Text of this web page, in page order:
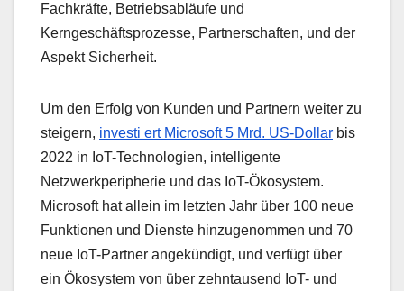
Fachkräfte, Betriebsabläufe und
Kerngeschäftsprozesse, Partnerschaften, und der
Aspekt Sicherheit.
Um den Erfolg von Kunden und Partnern weiter zu
steigern, investi ert Microsoft 5 Mrd. US-Dollar bis
2022 in IoT-Technologien, intelligente
Netzwerkperipherie und das IoT-Ökosystem.
Microsoft hat allein im letzten Jahr über 100 neue
Funktionen und Dienste hinzugenommen und 70
neue IoT-Partner angekündigt, und verfügt über
ein Ökosystem von über zehntausend IoT- und